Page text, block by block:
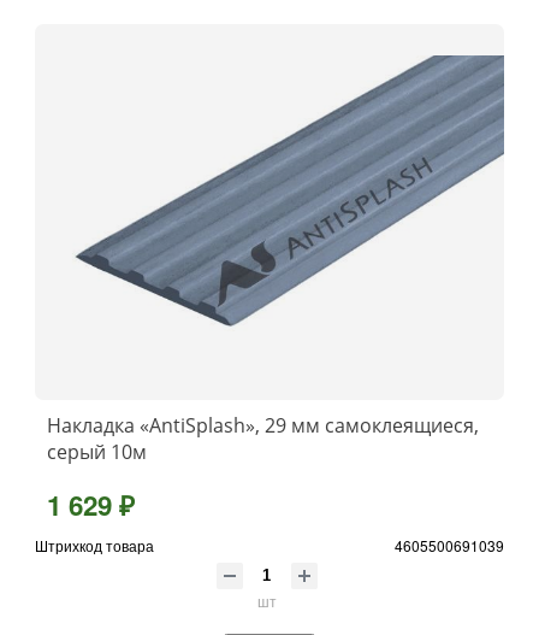
Накладка «AntiSplash», 29 мм самоклеящиеся,
серый 10м
1 629 ₽
Штрихкод товара 4605500691039
шт